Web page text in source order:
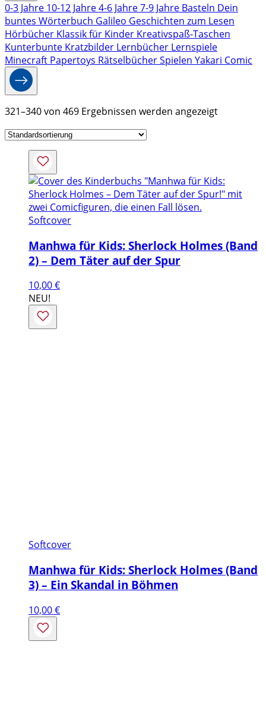
0-3 Jahre 10-12 Jahre4-6 Jahre7-9 Jahre Basteln Dein
buntes Wörterbuch Galileo Geschichten zum Lesen
Hörbücher Klassik für Kinder Kreativspaß-Taschen
Kunterbunte Kratzbilder Lernbücher Lernspiele
Minecraft Papertoys RätselbücherSpielen Yakari Comic
321–340 von 469 Ergebnissen werden angezeigt
Softcover
Manhwa für Kids: Sherlock Holmes (Band
2) – Dem Täter auf der Spur
10,00€
NEU!
Softcover
Manhwa für Kids: Sherlock Holmes (Band
3) – Ein Skandal in Böhmen
10,00€